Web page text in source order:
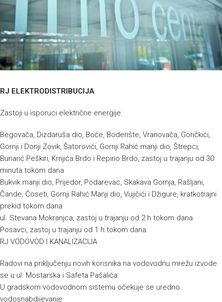
RJ ELEKTRODISTRIBUCIJA
Zastoji u isporuci električne energije:
Begovača, Dizdaruša dio, Boće, Boderište, Vranovača, Goričkići,
Gornji i Donji Zovik, Šatorovići, Gornji Rahić manji dio, Štrepci,
Bunarić Peškiri, Krnjića Brdo i Repino Brdo, zastoj u trajanju od 30
minuta tokom dana
Bukvik manji dio, Prijedor, Podarevac, Skakava Gornja, Rašljani,
Čande, Ćoseti, Gornji Rahić Manji dio, Vujičići i Džigure, kratkotrajni
prekid tokom dana
ul. Stevana Mokranjca, zastoj u trajanju od 2 h tokom dana
Posavci, zastoj u trajanju od 1 h tokom dana
RJ VODOVOD I KANALIZACIJA
Radovi na priključenju novih korisnika na vodovodnu mrežu izvode
se u ul. Mostarska i Safeta Pašalića.
U gradskom vodovodnom sistemu očekuje se uredno
vodosnabdijevanje.